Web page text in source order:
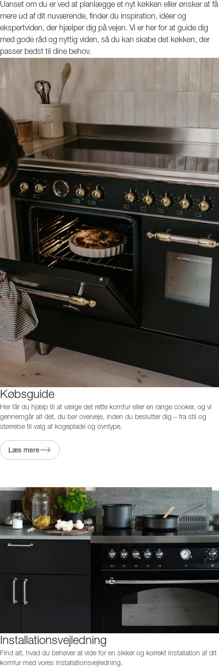
Uanset om du er ved at planlægge et nyt køkken eller ønsker at få
mere ud af dit nuværende, finder du inspiration, idéer og
ekspertviden, der hjælper dig på vejen. Vi er her for at guide dig
med gode råd og nyttig viden, så du kan skabe det køkken, der
passer bedst til dine behov.
Købsguide
Her får du hjælp til at vælge det rette komfur eller en range cooker, og vi
gennemgår alt det, du bør overveje, inden du beslutter dig – fra stil og
størrelse til valg af kogeplade og ovntype.
Læs mere
Installationsvejledning
Find alt, hvad du behøver at vide for en sikker og korrekt installation af dit
komfur med vores installationsvejledning.